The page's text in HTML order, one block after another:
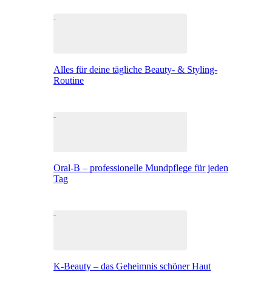
Alles für deine tägliche Beauty- & Styling-
Routine
Oral-B – professionelle Mundpflege für jeden
Tag
K-Beauty – das Geheimnis schöner Haut